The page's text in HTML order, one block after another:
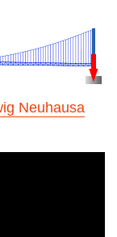
Neuhausa